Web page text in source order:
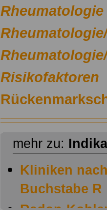
Rheumatologie
Risikofaktoren
mehr zu:
Kliniken
Buchstabe R